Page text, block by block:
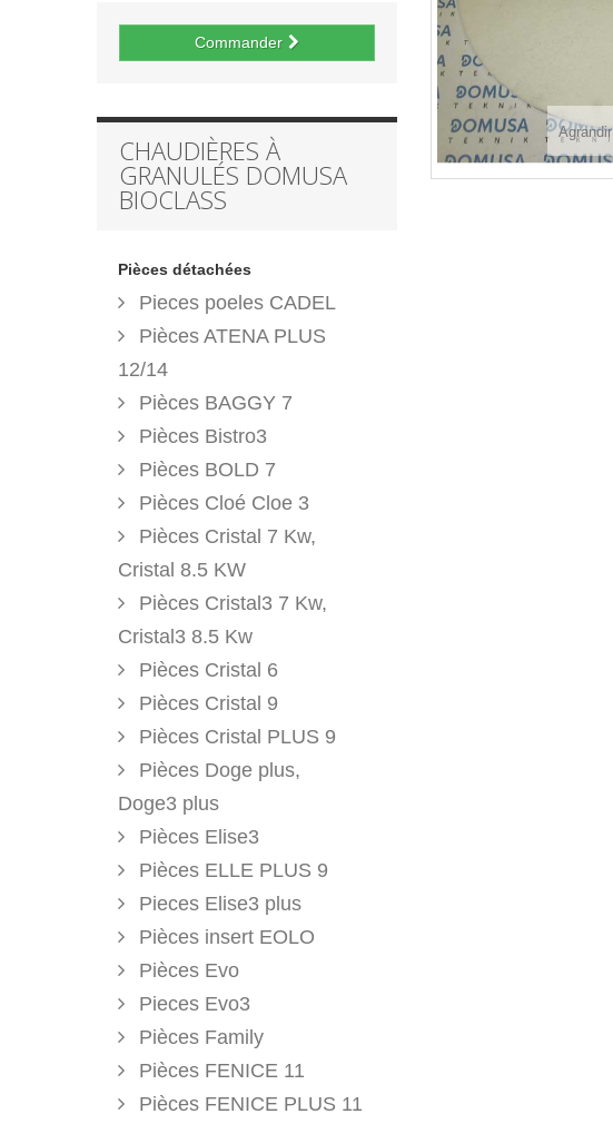
Commander
CHAUDIÈRES À
GRANULÉS DOMUSA
BIOCLASS
Pièces détachées
Pieces poeles CADEL
Pièces ATENA PLUS
12/14
Pièces BAGGY 7
Pièces Bistro3
Pièces BOLD 7
Pièces Cloé Cloe 3
Pièces Cristal 7 Kw,
Cristal 8.5 KW
Pièces Cristal3 7 Kw,
Cristal3 8.5 Kw
Pièces Cristal 6
Pièces Cristal 9
Pièces Cristal PLUS 9
Pièces Doge plus,
Doge3 plus
Pièces Elise3
Pièces ELLE PLUS 9
Pieces Elise3 plus
Pièces insert EOLO
Pièces Evo
Pieces Evo3
Pièces Family
Pièces FENICE 11
Pièces FENICE PLUS 11